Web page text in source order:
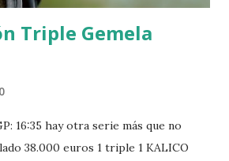
Triple Gemela
16:35 hay otra serie más que no
38.000 euros 1 triple 1 KALICO